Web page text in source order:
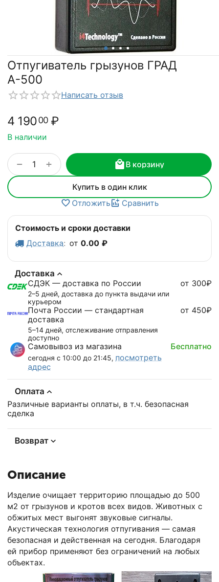
Отпугиватель грызунов ГРАД
А-500
Написать отзыв
4 19000 ₽
В наличии
+
− В корзину
Купить в один клик
Отложить
Сравнить
Стоимость и сроки доставки
Доставка: от 0.00 ₽
Доставка
СДЭК — доставка по России
2–5 дней, доставка до пункта выдачи или
курьером
от 300₽
Почта России — стандартная
доставка
5–14 дней, отслеживание отправления
доступно
от 450₽
Самовывоз из магазина
сегодня с 10:00 до 21:45, посмотреть
адрес
Бесплатно
Оплата
Различные варианты оплаты, в т.ч. безопасная
сделка
Возврат
Описание
Изделие очищает территорию площадью до 500
м2 от грызунов и кротов всех видов. Животных с
обжитых мест выгонят звуковые сигналы.
Акустическая технология отпугивания — самая
безопасная и действенная на сегодня. Благодаря
ей прибор применяют без ограничений на любых
объектах.